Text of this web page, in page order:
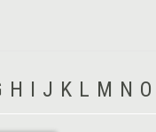
H I J K L M N O